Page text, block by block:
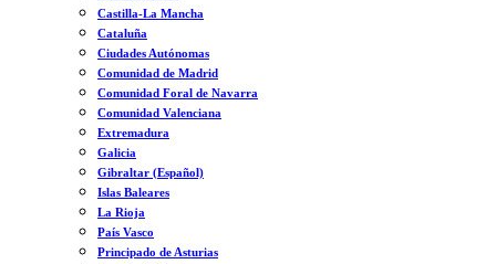
Castilla-La Mancha
Cataluña
Ciudades Autónomas
Comunidad de Madrid
Comunidad Foral de Navarra
Comunidad Valenciana
Extremadura
Galicia
Gibraltar (Español)
Islas Baleares
La Rioja
País Vasco
Principado de Asturias